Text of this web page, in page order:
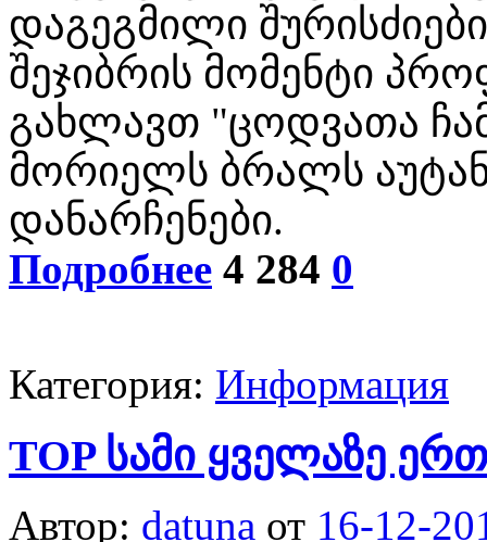
დაგეგმილი
შეჯიბრის მომენტი
გახლავთ "ცოდვათა
მორიელს ბრალს
დანარჩენები.
Подробнее 4 284 0
Категория: Информация
TOP სამი ყველაზე
Автор: datuna от 16-12-